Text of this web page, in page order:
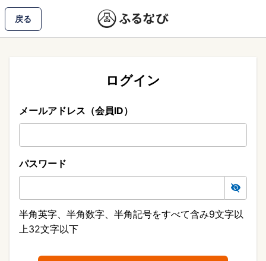
戻る
ログイン
メールアドレス（会員ID）
パスワード
半角英字、半角数字、半角記号をすべて含み9文字以
上32文字以下